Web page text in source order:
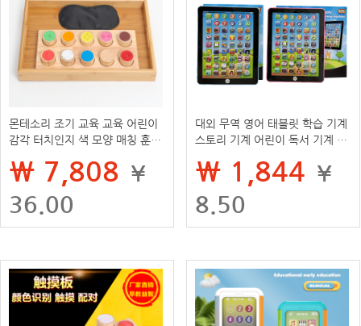
몬테소리 조기 교육 교육 어린이
감각 터치인지 색 모양 매칭 훈련
₩ 7,808 ¥
36.00
대외 무역 영어 태블릿 학습 기계
스토리 기계 어린이 독서 기계 선
교육 장난감
₩ 1,844 ¥
8.50